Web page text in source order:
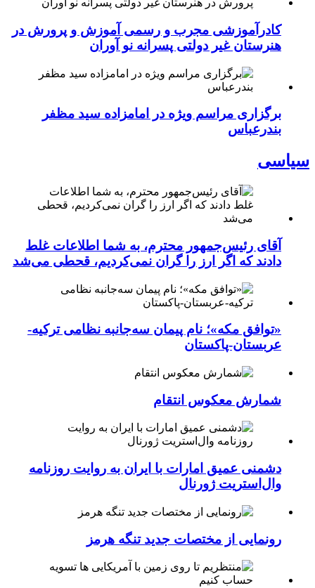
کادرآموزشی مجرب و رسمی آموزش و پرورش در
هنرستان غیر دولتی پسرانه نو آوران
برگزاری مراسم ویژه در امامزاده سید مظفر
بندرعباس
سیاسی
آقای رئیس‌جمهور محترم، به شما اطلاعات غلط
دادند که اگر ارز را گران نمی‌کردیم، قحطی می‌شد
«توافق مکه»؛ نام پیمان سه‌جانبه نظامی ترکیه-
عربستان-پاکستان
شمارش معکوس انتقام
دشمنی عمیق امارات با ایران به روایت روزنامه
وال‌استریت ژورنال
رونمایی از مختصات جدید تنگه هرمز